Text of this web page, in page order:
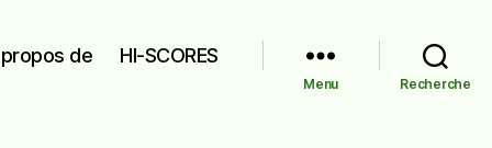
de HI-SCORES
Menu Recherche